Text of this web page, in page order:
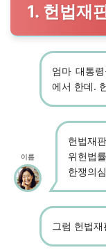
1. 헌법재
엄마 대통
에서 한데.
이름
헌법재
위헌법
한쟁의
그럼 헌법